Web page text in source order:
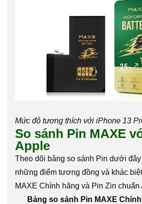
Mức độ tương thích với iPhone 13
So sánh Pin MAXE
Apple
Theo dõi bảng so sánh Pin dưới
những điểm tương đồng và khác
MAXE Chính hãng và Pin Zin chuẩn
Bảng so sánh Pin MAXE